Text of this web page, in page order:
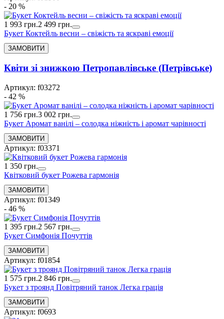
- 20 %
1 993 грн.2 499 грн.
Букет Коктейль весни – свіжість та яскраві емоції
Квіти зі знижкою Петропавлівське (Петрівське)
Артикул: f03272
- 42 %
1 756 грн.3 002 грн.
Букет Аромат ванілі – солодка ніжність і аромат чарівності
Артикул: f03371
1 350 грн.
Квітковий букет Рожева гармонія
Артикул: f01349
- 46 %
1 395 грн.2 567 грн.
Букет Симфонія Почуттів
Артикул: f01854
1 575 грн.2 846 грн.
Букет з троянд Повітряний танок Легка грація
Артикул: f0693